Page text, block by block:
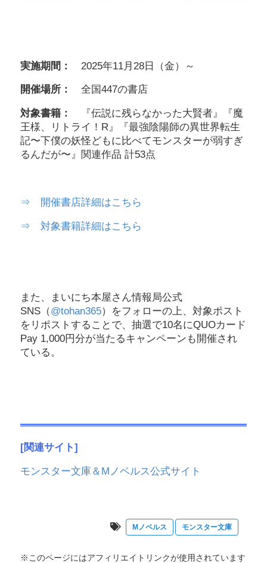
実施期間： 2025年11月28日（金）～
開催場所： 全国447の書店
対象書籍：
『伝説に残らなかった大賢者』『魔
王様、リトライ！R』『最強陰陽師の異世界転生
記〜下僕の妖怪どもに比べてモンスターが弱すぎ
るんだが〜』関連作品 計53点
⇒ 開催書店詳細はこちら
⇒ 対象書籍詳細はこちら
また、まいにち本屋さん情報局公式
SNS（@tohan365）をフォローの上、対象ポスト
をリポストすることで、抽選で10名にQUOカード
Pay 1,000円分が当たるキャンペーンも開催され
ている。
[関連サイト]
モンスター文庫＆Mノベルス公式サイト
Mノベルス モンスター文庫
※このページにはアフィリエイトリンクが使用されています